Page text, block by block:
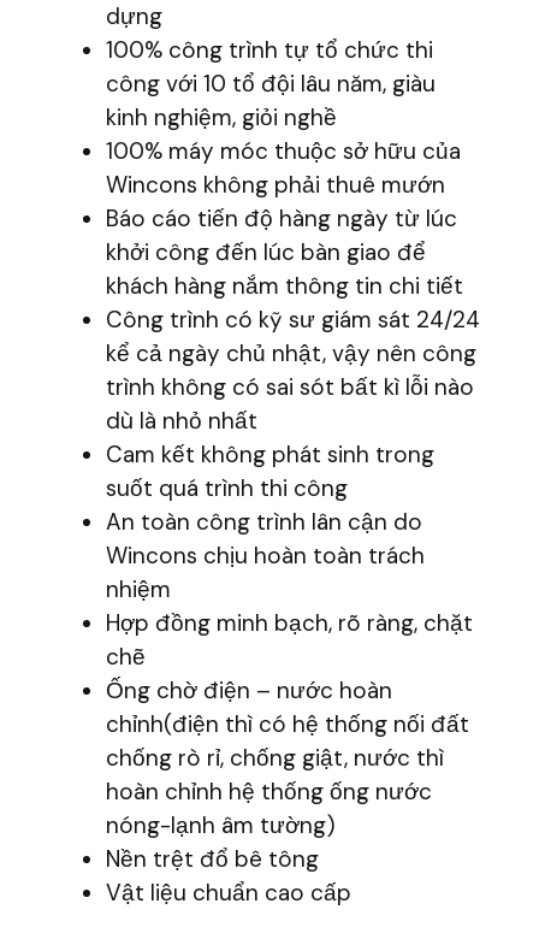
dựng
100% công trình tự tổ chức thi
công với 10 tổ đội lâu năm, giàu
kinh nghiệm, giỏi nghề
100% máy móc thuộc sở hữu của
Wincons không phải thuê mướn
Báo cáo tiến độ hàng ngày từ lúc
khởi công đến lúc bàn giao để
khách hàng nắm thông tin chi tiết
Công trình có kỹ sư giám sát 24/24
kể cả ngày chủ nhật, vậy nên công
trình không có sai sót bất kì lỗi nào
dù là nhỏ nhất
Cam kết không phát sinh trong
suốt quá trình thi công
An toàn công trình lân cận do
Wincons chịu hoàn toàn trách
nhiệm
Hợp đồng minh bạch, rõ ràng, chặt
chẽ
Ống chờ điện – nước hoàn
chỉnh(điện thì có hệ thống nối đất
chống rò rỉ, chống giật, nước thì
hoàn chỉnh hệ thống ống nước
nóng-lạnh âm tường)
Nền trệt đổ bê tông
Vật liệu chuẩn cao cấp